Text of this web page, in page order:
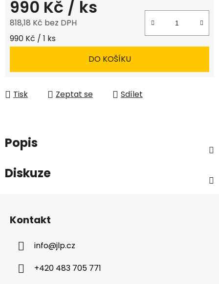
990 Kč / ks
818,18 Kč bez DPH
Měrná cena:
990 Kč / 1 ks
DO KOŠÍKU
Tisk Zeptat se Sdílet
Popis
Diskuze
Kontakt
info@jlp.cz
+420 483 705 771